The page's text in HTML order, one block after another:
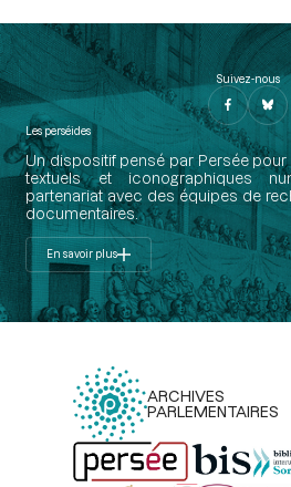
Suivez-nous
Les perséides
Un dispositif pensé par Persée
textuels et iconographiques
partenariat avec des équipes de
documentaires.
En savoir plus
ARCHIVES
PARLEMENTAIRES